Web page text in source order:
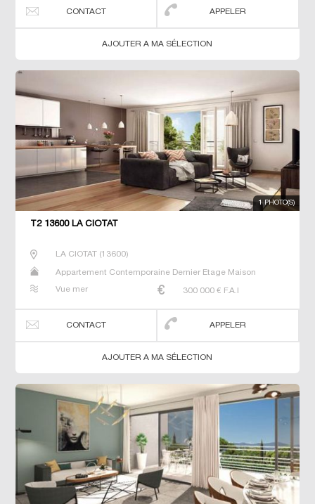
CONTACT APPELER
AJOUTER A MA SÉLECTION
1 PHOTO(S)
T2 13600 LA CIOTAT
LA CIOTAT(13600)
Appartement Contemporaine Dernier Etage Maison
Vue mer
300 000 € F.A.I
CONTACT APPELER
AJOUTER A MA SÉLECTION